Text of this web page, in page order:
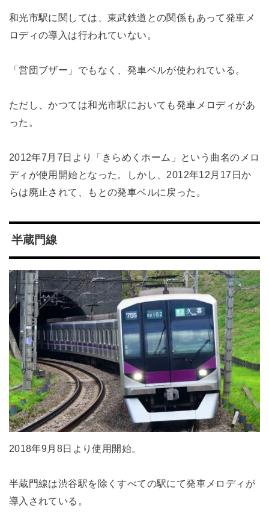
和光市駅に関しては、東武鉄道との関係もあって発車メ
ロディの導入は行われていない。
「営団ブザー」でもなく、発車ベルが使われている。
ただし、かつては和光市駅においても発車メロディがあ
った。
2012年7月7日より「きらめくホーム」という曲名のメロ
ディが使用開始となった。しかし、2012年12月17日か
らは廃止されて、もとの発車ベルに戻った。
半蔵門線
2018年9月8日より使用開始。
半蔵門線は渋谷駅を除くすべての駅にて発車メロディが
導入されている。